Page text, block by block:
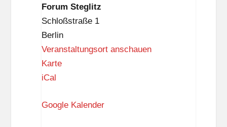
Forum Steglitz
Schloßstraße 1
Berlin
Veranstaltungsort anschauen
KarteF
u
iCal
Google Kalender